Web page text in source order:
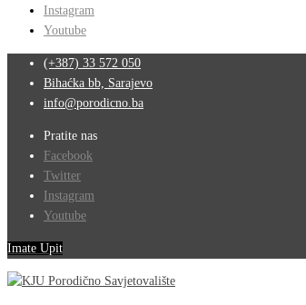
Instagram
Youtube
(+387) 33 572 050
Bihaćka bb, Sarajevo
info@porodicno.ba
Pratite nas
Facebook
Twitter
Instagram
Youtube
Imate Upit